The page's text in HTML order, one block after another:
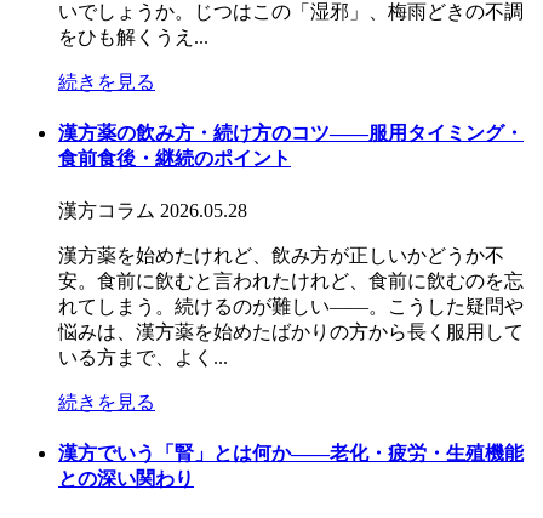
いでしょうか。じつはこの「湿邪」、梅雨どきの不調
をひも解くうえ...
続きを見る
漢方薬の飲み方・続け方のコツ――服用タイミング・
食前食後・継続のポイント
漢方コラム 2026.05.28
漢方薬を始めたけれど、飲み方が正しいかどうか不
安。食前に飲むと言われたけれど、食前に飲むのを忘
れてしまう。続けるのが難しい——。こうした疑問や
悩みは、漢方薬を始めたばかりの方から長く服用して
いる方まで、よく...
続きを見る
漢方でいう「腎」とは何か――老化・疲労・生殖機能
との深い関わり